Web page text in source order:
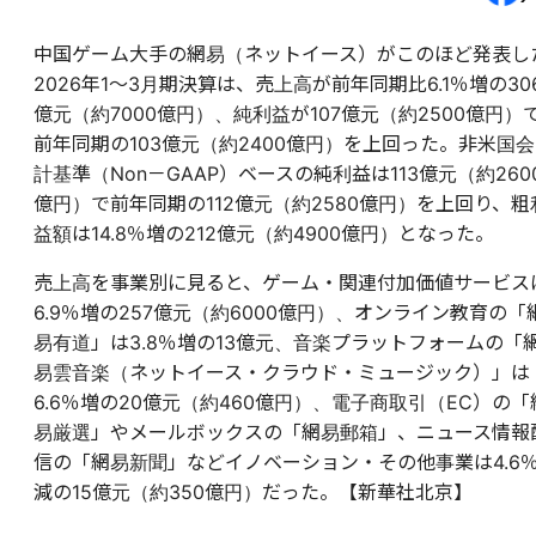
中国ゲーム大手の網易（ネットイース）がこのほど発表し
2026年1～3月期決算は、売上高が前年同期比6.1％増の
億元（約7000億円）、純利益が107億元（約2500億円）
前年同期の103億元（約2400億円）を上回った。非米国会
計基準（Non－GAAP）ベースの純利益は113億元（約
億円）で前年同期の112億元（約2580億円）を上回り、粗
益額は14.8％増の212億元（約4900億円）となった。
売上高を事業別に見ると、ゲーム・関連付加価値サービス
6.9％増の257億元（約6000億円）、オンライン教育の「
易有道」は3.8％増の13億元、音楽プラットフォームの「
易雲音楽（ネットイース・クラウド・ミュージック）」は
6.6％増の20億元（約460億円）、電子商取引（EC）の「
易厳選」やメールボックスの「網易郵箱」、ニュース情報
信の「網易新聞」などイノベーション・その他事業は4.6
減の15億元（約350億円）だった。【新華社北京】